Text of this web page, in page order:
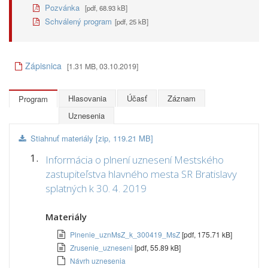
Pozvánka [pdf, 68.93 kB]
Schválený program [pdf, 25 kB]
Zápisnica [1.31 MB, 03.10.2019]
Program Hlasovania Účasť
Záznam
Uznesenia
Stiahnuť materiály [zip, 119.21 MB]
1.
Informácia o plnení uznesení Mestského
zastupiteľstva hlavného mesta SR Bratislavy
splatných k 30. 4. 2019
Materiály
Plnenie_uznMsZ_k_300419_MsZ[pdf, 175.71 kB]
Zrusenie_uzneseni [pdf, 55.89 kB]
Návrh uznesenia